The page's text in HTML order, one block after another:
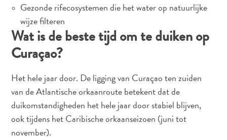
Gezonde rifecosystemen die het water op natuurlijke
wijze filteren
Wat is de beste tijd om te duiken op
Curaçao?
Het hele jaar door. De ligging van Curaçao ten zuiden
van de Atlantische orkaanroute betekent dat de
duikomstandigheden het hele jaar door stabiel blijven,
ook tijdens het Caribische orkaanseizoen (juni tot
november).